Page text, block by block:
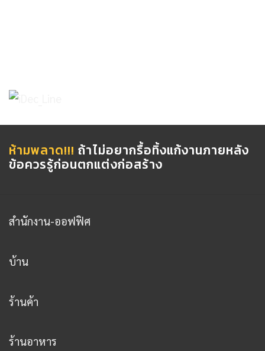
ห้ามพลาด!!! ถ้าไม่อยากรื้อทิ้งแก้งานภายหลัง
ข้อควรรู้ก่อนตกแต่งก่อสร้าง
สำนักงาน-ออฟฟิศ
บ้าน
ร้านค้า
ร้านอาหาร